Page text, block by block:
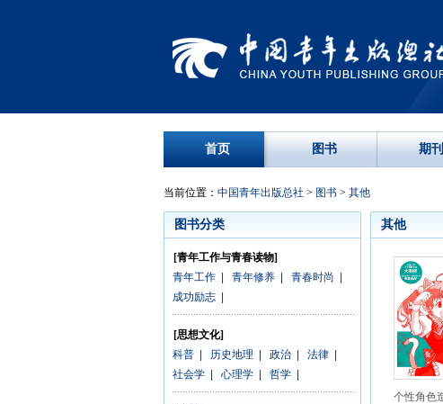
首页 图书 期刊
当前位置： 中国青年出版总社 > 图书 > 其他
图书分类
[青年工作与青春读物]
青年工作
青年修养 青春时尚
成功励志
[思想文化]
科普
历史地理 政治 法律
社会学
心理学 哲学
其他
个性角色